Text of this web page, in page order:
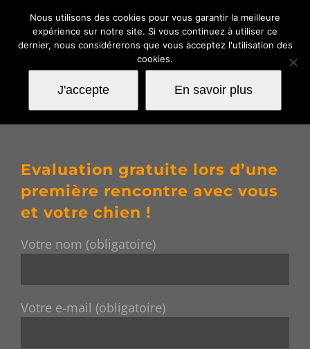
contenu
Evaluation gratuite lors d’une
première rencontre avec vous
et votre chien !
Votre nom (obligatoire)
Votre e-mail (obligatoire)
Nous utilisons des cookies pour vous garantir la meilleure
expérience sur notre site. Si vous continuez à utiliser ce
dernier, nous considérerons que vous acceptez l'utilisation des
cookies.
J'accepte En savoir plus